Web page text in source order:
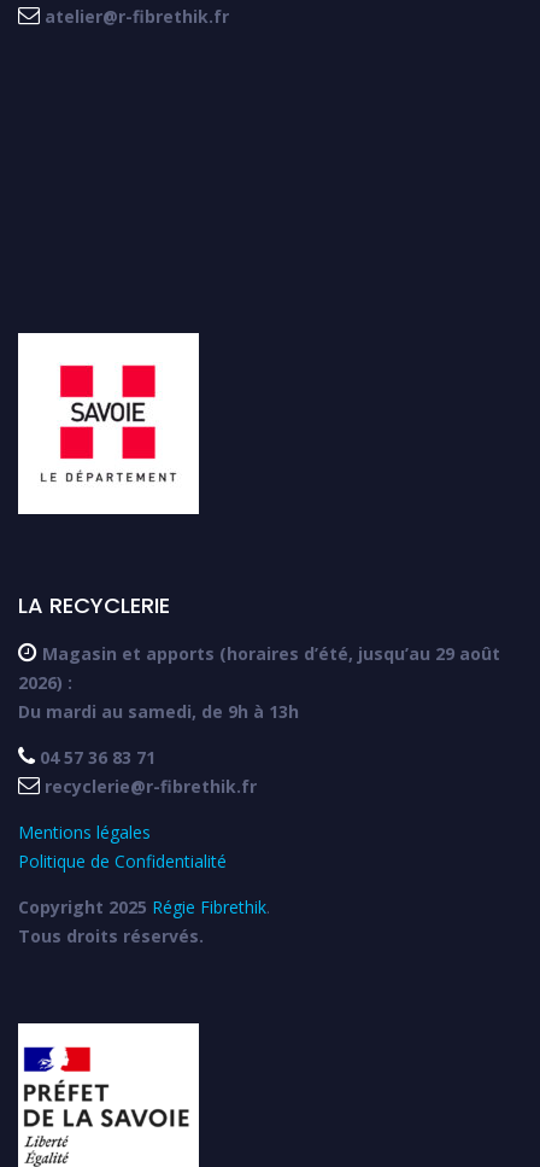
 atelier@r-fibrethik.fr
LA RECYCLERIE
 Magasin et apports (horaires d’été, jusqu’au 29 août
2026) :
Du mardi au samedi, de 9h à 13h
 04 57 36 83 71
 recyclerie@r-fibrethik.fr
Mentions légales
Politique de Confidentialité
Copyright 2025 Régie Fibrethik.
Tous droits réservés.